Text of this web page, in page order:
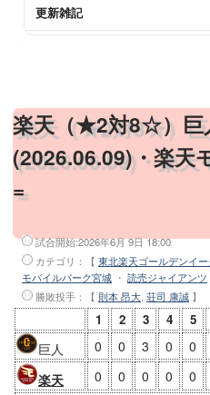
東京ドーム
明治神宮野球場
浜松球場
バンテリンドーム
京セラドーム大阪
MAZDA Zoom-Zoom スタジアム
北九州市民球場
福岡PayPayドーム
沖縄セルラースタジアム那覇
北谷公園野球場
金武町ベースボールスタジアム
更新雑記
楽天（★2対8☆）巨
(2026.06.09)・楽天
=
試合開始:2026年6月 9日 18:00
カテゴリ：【 東北楽天ゴールデンイー
モバイルパーク宮城 ・ 読売ジャイアンツ
勝敗投手 ：【 則本 昂大 荘司 康誠 】
1 2 3 4 5
巨人 0 0 3 0 0
楽天
0 0 0 0 0